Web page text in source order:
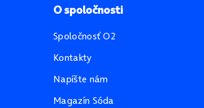
O spoločnosti
Spoločnosť O2
Kontakty
Napíšte nám
Magazín Sóda